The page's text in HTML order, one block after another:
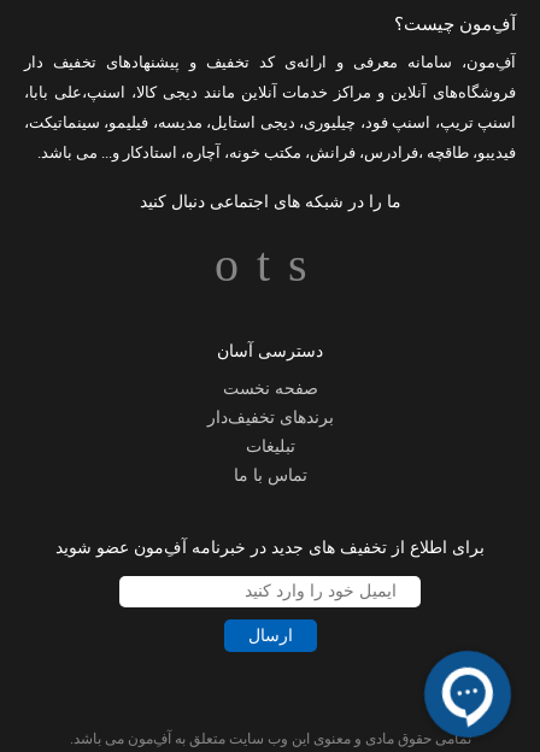
آفِ‌مون چیست؟
آفِ‌مون، سامانه معرفی و ارائه‌یکد تخفیف و پیشنهادهای تخفیف دار
فروشگاه‌های آنلاین و مراکز خدمات آنلاین مانند دیجی کالا، اسنپ،علی بابا،
اسنپ تریپ، اسنپ فود ، چیلیوری، دیجی استایل، مدیسه، فیلیمو، سینماتیکت،
فیدیبو، طاقچه ،فرادرس، فرانش، مکتب خونه، آچاره، استادکار و... می باشد.
ما را در شبکه های اجتماعی دنبال کنید
دسترسی آسان
صفحه نخست
برندهای تخفیف‌دار
تبلیغات
تماس با ما
برای اطلاع از تخفیف های جدید در خبرنامه آفِ‌مون عضو شوید
ارسال
تمامی حقوق مادی و معنوی این وب سایت متعلق به آفِ‌مون می باشد.